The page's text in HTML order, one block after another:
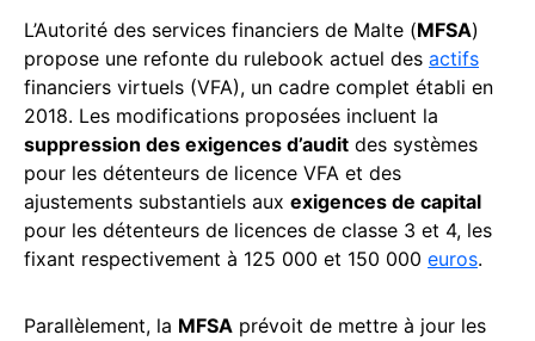
L’Autorité des services financiers de Malte (MFSA)
propose une refonte du rulebook actuel des actifs
financiers virtuels (VFA), un cadre complet établi en
2018. Les modifications proposées incluent la
suppression des exigences d’audit des systèmes
pour les détenteurs de licence VFA et des
ajustements substantiels aux exigences de capital
pour les détenteurs de licences de classe 3 et 4, les
fixant respectivement à 125 000 et 150 000 euros.
Parallèlement, la MFSA prévoit de mettre à jour les